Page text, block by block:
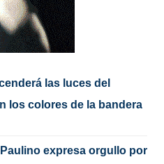
las luces del
los colores de la bandera
expresa orgullo por